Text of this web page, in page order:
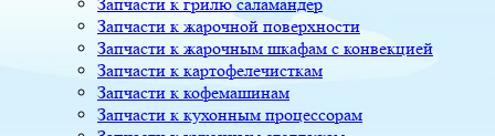
Запчасти к жарочной поверхности
Запчасти к жарочным шкафам с конвекцией
Запчасти к картофелечисткам
Запчасти к кофемашинам
Запчасти к кухонным процессорам